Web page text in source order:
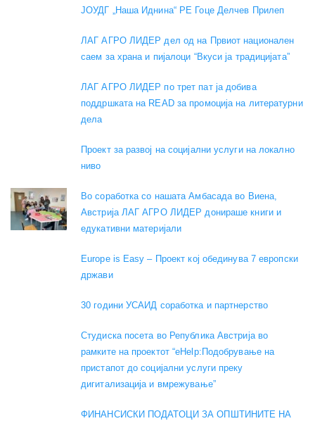
ЈОУДГ „Наша Иднина“ РЕ Гоце Делчев Прилеп
ЛАГ АГРО ЛИДЕР дел од на Првиот национален
саем за храна и пијалоци “Вкуси ја традицијата”
ЛАГ АГРО ЛИДЕР по трет пат ја добива
поддршката на READ за промоција на литературни
дела
Проект за развој на социјални услуги на локално
ниво
Во соработка со нашата Амбасада во Виена,
Австрија ЛАГ АГРО ЛИДЕР донираше книги и
едукативни материјали
Europe is Easy – Проект кој обединува 7 европски
држави
30 години УСАИД соработка и партнерство
Студиска посета во Република Австрија во
рамките на проектот “eHelp:Подобрување на
пристапот до социјални услуги преку
дигитализација и вмрежување”
ФИНАНСИСКИ ПОДАТОЦИ ЗА ОПШТИНИТЕ НА